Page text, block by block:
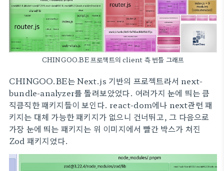
CHINGOO.BE 프로젝트의 client 측 번들 그래프
CHINGOO.BE는 Next.js 기반의 프로젝트라서 next-
bundle-analyzer를 돌려보았었다. 여러가지 눈에 띄는 큼
직큼직한 패키지들이 보인다. react-dom에나 next관련 패
키지는 대체 가능한 패키지가 없으니 건너뛰고, 그 다음으로
가장 눈에 띄는 패키지는 위 이미지에서 빨간 박스가 쳐진
Zod 패키지였다.